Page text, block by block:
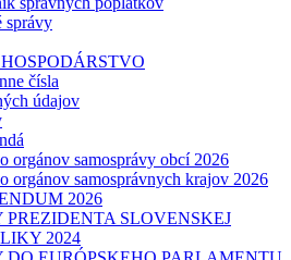
správy
čísla
údajov
orgánov samosprávy obcí 2026
orgánov samosprávnych krajov 2026
2026
PREZIDENTA SLOVENSKEJ
2024